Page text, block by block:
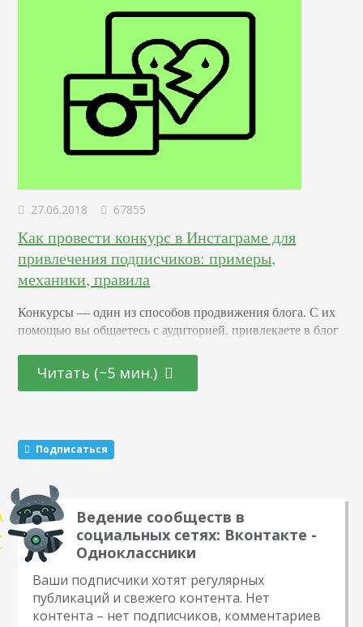
27.06.2018 67855
Как провести конкурс в Инстаграме для
привлечения подписчиков: примеры,
механики, правила
Конкурсы –– один из способов продвижения блога. С их
помощью вы общаетесь с аудиторией, привлекаете в блог
что вы обещаете участникам подарок за то, что они тем
или иным образом расскажут о вас другим пользователям.
механики, которые маркетологи советуют чередовать…
Читать (~5 мин.)
Подписаться
Ведение сообществ в
социальных сетях: Вконтакте -
Одноклассники
Ваши подписчики хотят регулярных
публикаций и свежего контента. Нет
контента – нет подписчиков, комментариев